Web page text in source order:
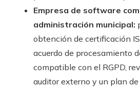
Empresa de software
administración municipal:
obtención de certificación
acuerdo de procesamiento
compatible con el RGPD,
auditor externo y un plan